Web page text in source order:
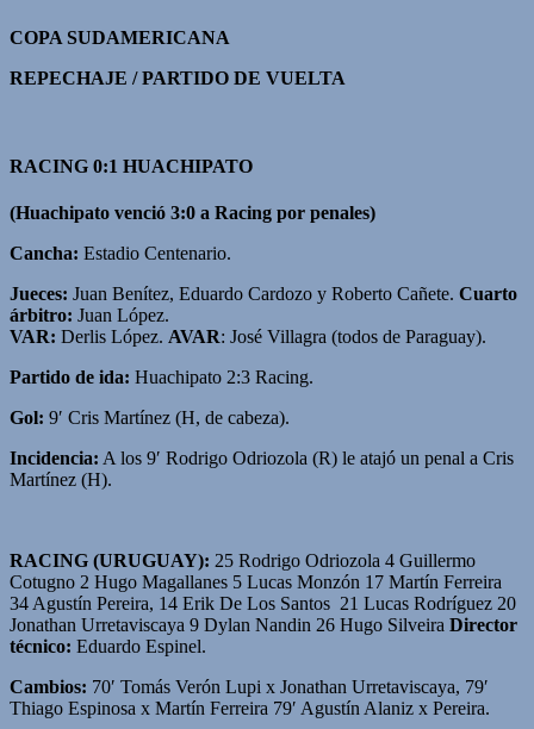
COPA SUDAMERICANA
REPECHAJE / PARTIDO DE VUELTA
RACING 0:1 HUACHIPATO
(Huachipato venció 3:0 a Racing por penales)
Cancha: Estadio Centenario.
Jueces: Juan Benítez, Eduardo Cardozo y Roberto Cañete. Cuarto
árbitro: Juan López.
VAR: Derlis López. AVAR: José Villagra (todos de Paraguay).
Partido de ida: Huachipato 2:3 Racing.
Gol: 9′ Cris Martínez (H, de cabeza).
Incidencia: A los 9′ Rodrigo Odriozola (R) le atajó un penal a Cris
Martínez (H).
RACING (URUGUAY): 25 Rodrigo Odriozola 4 Guillermo
Cotugno 2 Hugo Magallanes 5 Lucas Monzón 17 Martín Ferreira
34 Agustín Pereira, 14 Erik De Los Santos 21 Lucas Rodríguez 20
Jonathan Urretaviscaya 9 Dylan Nandin 26 Hugo Silveira Director
técnico: Eduardo Espinel.
Cambios: 70′ Tomás Verón Lupi x Jonathan Urretaviscaya, 79′
Thiago Espinosa x Martín Ferreira 79′ Agustín Alaniz x Pereira.